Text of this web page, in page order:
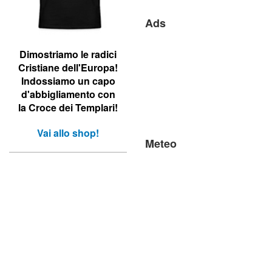
Dimostriamo le radici
Cristiane dell'Europa!
Indossiamo un capo
d'abbigliamento con
la Croce dei Templari!
Vai allo shop!
Ads
Meteo